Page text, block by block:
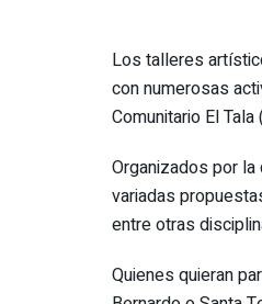
Los talleres
con numerosas
Comunitario El
Organizados por
variadas
entre otras
Quienes quieran